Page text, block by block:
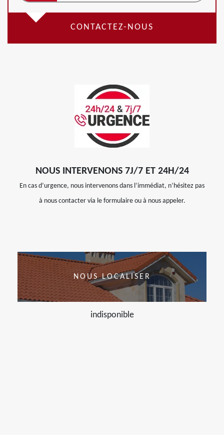
CONTACTEZ-NOUS
NOUS INTERVENONS 7J/7 ET 24H/24
En cas d’urgence, nous intervenons dans l’immédiat, n’hésitez pas
à nous contacter via le formulaire ou à nous appeler.
NOUS LOCALISER
indisponible